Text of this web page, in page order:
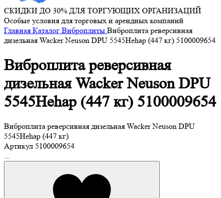
СКИДКИ ДО 30% ДЛЯ ТОРГУЮЩИХ ОРГАНИЗАЦИЙ
Особые условия для торговых и арендных компаний
Главная Каталог Виброплиты Виброплита реверсивная
дизельная Wacker Neuson DPU 5545Hehap (447 кг) 5100009654
Виброплита реверсивная
дизельная Wacker Neuson DPU
5545Hehap (447 кг) 5100009654
Виброплита реверсивная дизельная Wacker Neuson DPU
5545Hehap (447 кг)
Артикул 5100009654
...